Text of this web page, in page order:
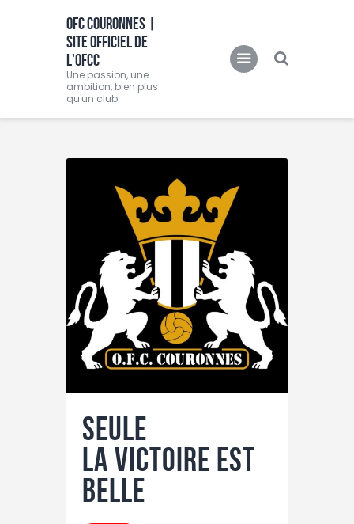
OFC COURONNES |
SITE OFFICIEL DE
L'OFCC
Une passion, une
ambition, bien plus
qu'un club
OFC COURONNES | SITE OFFICIEL DE L'OFCC
Une passion, une ambition, bien plus qu'un club
Accueil
Equipes
Féminine
O.F.C.C.TV
Partenaire
Contacts
BOUTIQUE
Seule
la victoire est
belle